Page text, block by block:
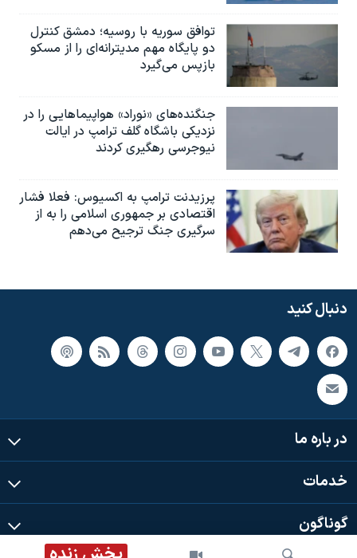
توافق سوریه با روسیه؛ دمشق کنترل
دو پایگاه مهم مدیترانه‌ای را از مسکو
بازپس می‌گیرد
جنگنده‌های «نوراد» هواپیماهایی را در
نزدیکی باشگاه گلف ترامپ در ایالت
نیوجرسی رهگیری کردند
پرزیدنت ترامپ به اکسیوس: فعلا فشار
اقتصادی بر جمهوری اسلامی را به از
سرگیری جنگ ترجیح می‌دهم
دنبال کنید
در باره ما
خدمات
گوناگون